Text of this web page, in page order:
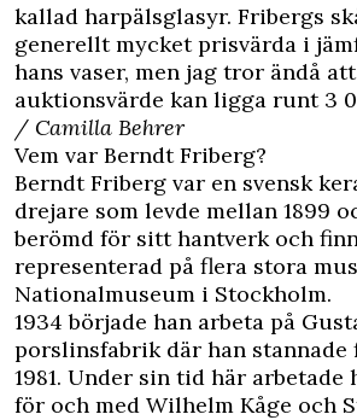
kallad harpälsglasyr. Fribergs
generellt mycket prisvärda i
hans vaser, men jag tror ändå
auktionsvärde kan ligga runt 3
/ Camilla Behrer
Vem var Berndt Friberg?
Berndt Friberg var en svensk
drejare som levde mellan 1899
berömd för sitt hantverk och
representerad på flera stora
Nationalmuseum i Stockholm.
1934 började han arbeta på
porslinsfabrik där han
1981. Under sin tid här arbetade
för och med Wilhelm Kåge och